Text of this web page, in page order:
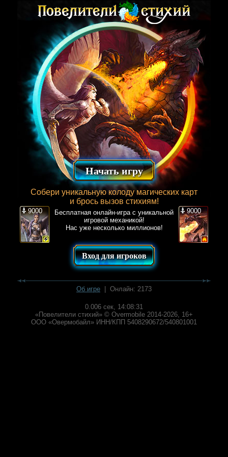
Начать игру
Собери уникальную колоду магических карт
и брось вызов стихиям!
9000
9000
Бесплатная онлайн-игра с уникальной
игровой механикой!
Нас уже несколько миллионов!
Вход для игроков
Об игре | Онлайн: 2173
0.006 сек, 14:08:31
«Повелители стихий» © Overmobile 2014-2026, 16+
ООО «Овермобайл» ИНН/КПП 5408290672/540801001